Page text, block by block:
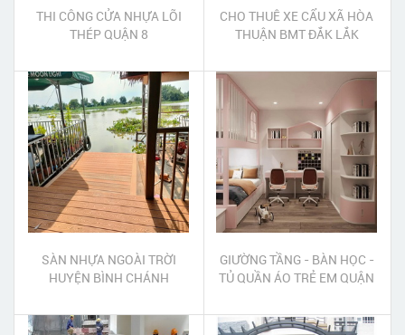
THI CÔNG CỬA NHỰA LÕI
THÉP QUẬN 8
CHO THUÊ XE CẨU XÃ HÒA
THUẬN BMT ĐẮK LẮK
SÀN NHỰA NGOÀI TRỜI
HUYỆN BÌNH CHÁNH
GIƯỜNG TẦNG - BÀN HỌC -
TỦ QUẦN ÁO TRẺ EM QUẬN